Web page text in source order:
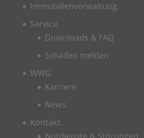
Immobilienverwaltung
Service
Downloads & FAQ
Schaden melden
WWG
Karriere
News
Kontakt